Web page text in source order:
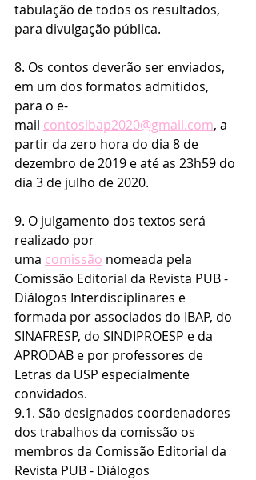
tabulação de todos os resultados,
para divulgação pública.
8. Os contos deverão ser enviados,
em um dos formatos admitidos,
para o e-
mail contosibap2020@gmail.com, a
partir da zero hora do dia 8 de
dezembro de 2019 e até as 23h59 do
dia 3 de julho de 2020.
9. O julgamento dos textos será
realizado por
uma comissão nomeada pela
Comissão Editorial da Revista PUB -
Diálogos Interdisciplinares e
formada por associados do IBAP, do
SINAFRESP, do SINDIPROESP e da
APRODAB e por professores de
Letras da USP especialmente
convidados.
9.1. São designados coordenadores
dos trabalhos da comissão os
membros da Comissão Editorial da
Revista PUB - Diálogos